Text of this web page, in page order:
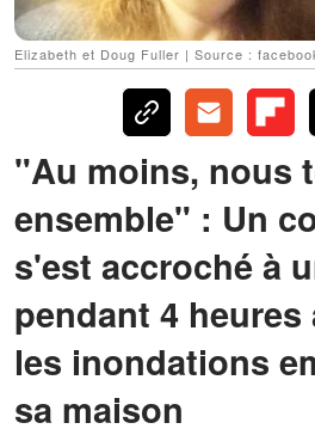
Elizabeth et Doug Fuller | Source :
"Au moins, nous
ensemble" : Un
s'est accroché à
pendant 4
les inondations
sa maison